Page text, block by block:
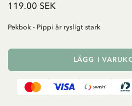
119.00 SEK
Pekbok - Pippi är rysligt stark
LÄGG I